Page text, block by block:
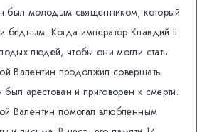
был молодым священником, который
бедным. Когда император Клавдий II
людей, чтобы они могли стать
Валентин продолжил совершать
арестован и приговорен к смерти.
Валентин помогал влюбленным